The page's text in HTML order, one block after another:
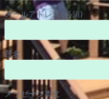
メールアドレス (必須)
題名
メッセージ本文